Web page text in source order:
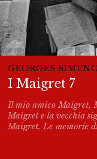
GEORGES
I Maigret 7
Il mio amico Maigret,
Maigret e la vecchia
Maigret, Le memorie